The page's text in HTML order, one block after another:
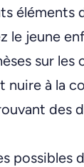
éléments
le jeune
sur les
nuire à la
des
possibles